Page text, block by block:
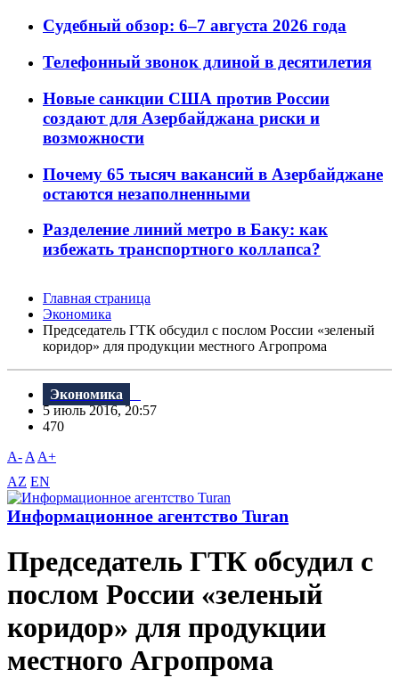
Судебный обзор: 6–7 августа 2026 года
Телефонный звонок длиной в десятилетия
Новые санкции США против России
создают для Азербайджана риски и
возможности
Почему 65 тысяч вакансий в Азербайджане
остаются незаполненными
Разделение линий метро в Баку: как
избежать транспортного коллапса?
Главная страница
Экономика
Председатель ГТК обсудил с послом России «зеленый
коридор» для продукции местного Агропрома
Экономика
5 июль 2016, 20:57
470
A- A A+
AZ EN
Информационное агентство Turan
Председатель ГТК обсудил с
послом России «зеленый
коридор» для продукции
местного Агропрома